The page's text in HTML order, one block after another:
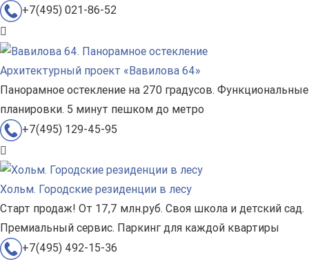
+7(495) 021-86-52
Архитектурный проект «Вавилова 64»
Панорамное остекление на 270 градусов. Функциональные
планировки. 5 минут пешком до метро
+7(495) 129-45-95
Хольм. Городские резиденции в лесу
Старт продаж! От 17,7 млн.руб. Своя школа и детский сад.
Премиальный сервис. Паркинг для каждой квартиры
+7(495) 492-15-36